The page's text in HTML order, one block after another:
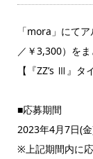
「mora」にて
／￥3,300）を
【『ZZ’s Ⅲ』
■応募期間
2023年4月7日(
※上記期間内に